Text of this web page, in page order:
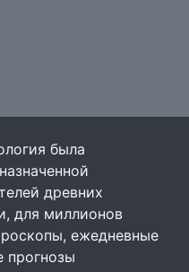
была
древних
для миллионов
ежедневные
прогнозы